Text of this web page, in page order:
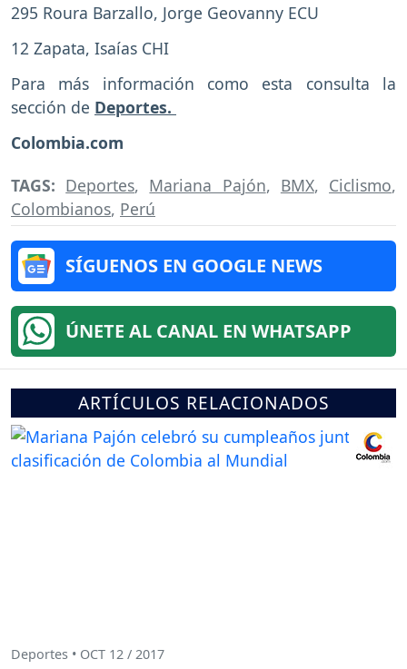
295 Roura Barzallo, Jorge Geovanny ECU
12 Zapata, Isaías CHI
Para más información como esta consulta la
sección de Deportes.
Colombia.com
TAGS: Deportes, Mariana Pajón, BMX, Ciclismo,
Colombianos, Perú
SÍGUENOS EN GOOGLE NEWS
ÚNETE AL CANAL EN WHATSAPP
ARTÍCULOS RELACIONADOS
Deportes • OCT 12 / 2017